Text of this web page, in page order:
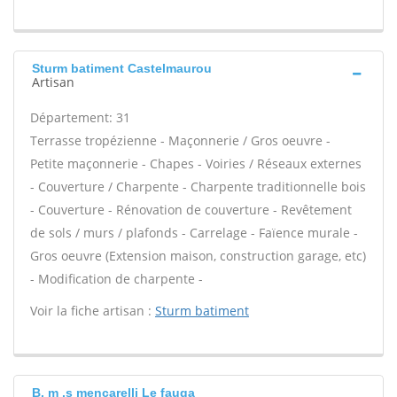
Sturm batiment Castelmaurou
Artisan
Département: 31
Terrasse tropézienne - Maçonnerie / Gros oeuvre -
Petite maçonnerie - Chapes - Voiries / Réseaux externes
- Couverture / Charpente - Charpente traditionnelle bois
- Couverture - Rénovation de couverture - Revêtement
de sols / murs / plafonds - Carrelage - Faïence murale -
Gros oeuvre (Extension maison, construction garage, etc)
- Modification de charpente -
Voir la fiche artisan : Sturm batiment
B. m .s mencarelli Le fauga